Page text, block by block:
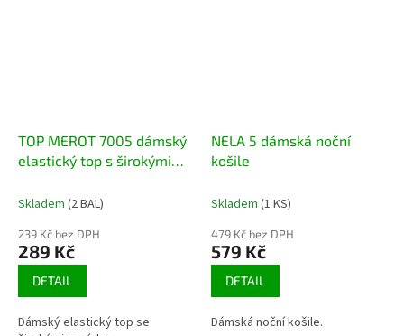
TOP MEROT 7005 dámský
elastický top s širokými
Skladem (2 BAL)
239 Kč bez DPH
289 Kč
DETAIL
Dámský elastický top se
NELA 5 dámská noční
košile
Skladem (1 KS)
479 Kč bez DPH
579 Kč
DETAIL
Dámská noční košile.